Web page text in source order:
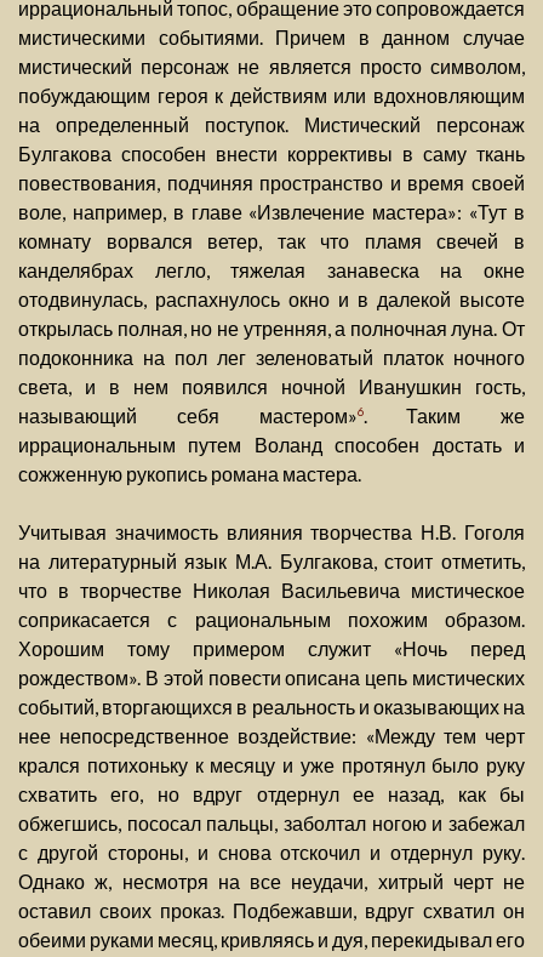
иррациональный топос, обращение это сопровождается
мистическими событиями. Причем в данном случае
мистический персонаж не является просто символом,
побуждающим героя к действиям или вдохновляющим
на определенный поступок. Мистический персонаж
Булгакова способен внести коррективы в саму ткань
повествования, подчиняя пространство и время своей
воле, например, в главе «Извлечение мастера»: «Тут в
комнату ворвался ветер, так что пламя свечей в
канделябрах легло, тяжелая занавеска на окне
отодвинулась, распахнулось окно и в далекой высоте
открылась полная, но не утренняя, а полночная луна. От
подоконника на пол лег зеленоватый платок ночного
света, и в нем появился ночной Иванушкин гость,
называющий себя мастером»6. Таким же
иррациональным путем Воланд способен достать и
сожженную рукопись романа мастера.
Учитывая значимость влияния творчества Н.В. Гоголя
на литературный язык М.А. Булгакова, стоит отметить,
что в творчестве Николая Васильевича мистическое
соприкасается с рациональным похожим образом.
Хорошим тому примером служит «Ночь перед
рождеством». В этой повести описана цепь мистических
событий, вторгающихся в реальность и оказывающих на
нее непосредственное воздействие: «Между тем черт
крался потихоньку к месяцу и уже протянул было руку
схватить его, но вдруг отдернул ее назад, как бы
обжегшись, пососал пальцы, заболтал ногою и забежал
с другой стороны, и снова отскочил и отдернул руку.
Однако ж, несмотря на все неудачи, хитрый черт не
оставил своих проказ. Подбежавши, вдруг схватил он
обеими руками месяц, кривляясь и дуя, перекидывал его